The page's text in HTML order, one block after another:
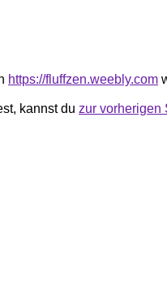
https://fluffzen.weebly.com
kannst du zur vorherigen